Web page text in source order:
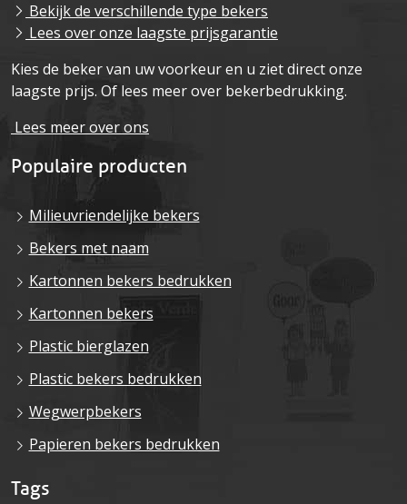
Bekijk de verschillende type bekers
Lees over onze laagste prijsgarantie
Kies de beker van uw voorkeur en u ziet direct onze
laagste prijs. Of lees meer over bekerbedrukking.
Lees meer over ons
Populaire producten
Milieuvriendelijke bekers
Bekers met naam
Kartonnen bekers bedrukken
Kartonnen bekers
Plastic bierglazen
Plastic bekers bedrukken
Wegwerpbekers
Papieren bekers bedrukken
Tags